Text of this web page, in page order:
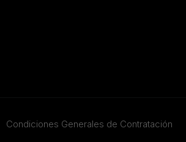
Condiciones Generales de Contratación